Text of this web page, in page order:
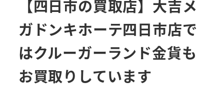
【四日市の買取店】大吉メ
ガドンキホーテ四日市店で
はクルーガーランド金貨も
お買取りしています